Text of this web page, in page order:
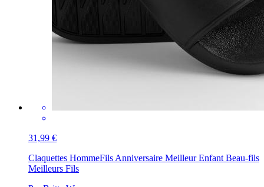
31,99 €
Claquettes HommeFils Anniversaire Meilleur Enfant Beau-fils
Meilleurs Fils